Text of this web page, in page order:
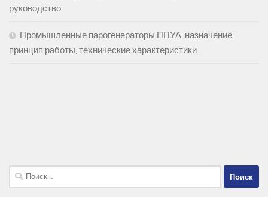
руководство
Промышленные парогенераторы ППУА: назначение,
принцип работы, технические характеристики
Найти: